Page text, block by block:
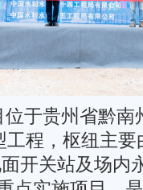
于贵州省黔南
程，枢纽主
开关站及场内